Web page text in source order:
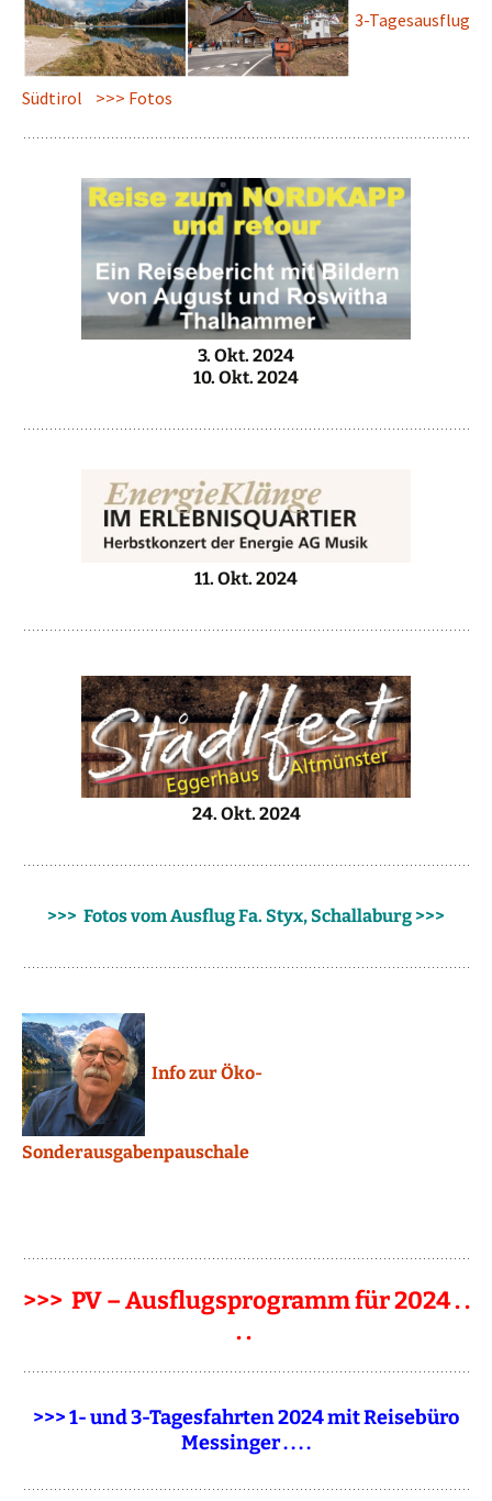
3-Tagesausflug
Südtirol >>> Fotos
3. Okt. 2024
10. Okt. 2024
11. Okt. 2024
24. Okt. 2024
>>> Fotos vom Ausflug Fa. Styx, Schallaburg >>>
Info zur Öko-
Sonderausgabenpauschale
>>> PV – Ausflugsprogramm für 2024 . .
. .
>>> 1- und 3-Tagesfahrten 2024 mit Reisebüro
Messinger . . . .